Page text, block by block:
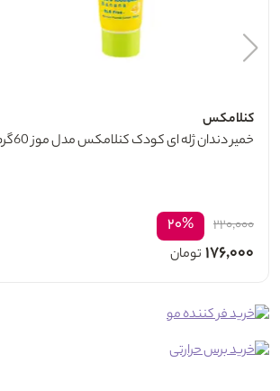
کنلامکس
خمیر دندان ژله ای کودک کنلامکس مدل موز 60گرم
۲۲۰,۰۰۰ ۲۰%
۱۷۶,۰۰۰ تومان